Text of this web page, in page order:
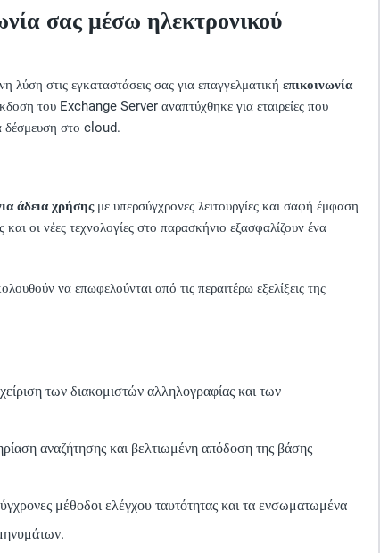
σας μέσω ηλεκτρονικού
λύση στις εγκαταστάσεις σας για επαγγελματική επικοινωνία
του Exchange Server αναπτύχθηκε για εταιρείες που
δέσμευση στο cloud.
άδεια χρήσηςμε υπερσύγχρονες λειτουργίες και σαφή έμφαση
οι νέες τεχνολογίες στο παρασκήνιο εξασφαλίζουν ένα
να επωφελούνται από τις περαιτέρω εξελίξεις της
των διακομιστών αλληλογραφίας και των
αναζήτησης και βελτιωμένη απόδοση της βάσης
μέθοδοι ελέγχου ταυτότητας και τα ενσωματωμένα